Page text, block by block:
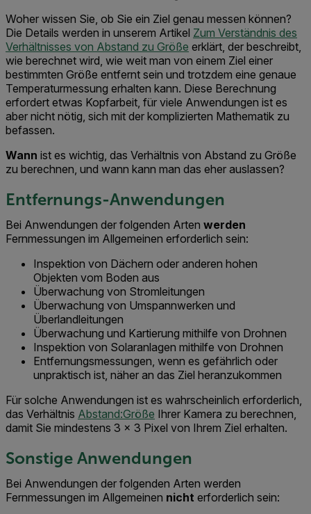
Woher wissen Sie, ob Sie ein Ziel genau messen können?
Die Details werden in unserem Artikel Zum Verständnis des
Verhältnisses von Abstand zu Größe erklärt, der beschreibt,
wie berechnet wird, wie weit man von einem Ziel einer
bestimmten Größe entfernt sein und trotzdem eine genaue
Temperaturmessung erhalten kann. Diese Berechnung
erfordert etwas Kopfarbeit, für viele Anwendungen ist es
aber nicht nötig, sich mit der komplizierten Mathematik zu
befassen.
Wann ist es wichtig, das Verhältnis von Abstand zu Größe
zu berechnen, und wann kann man das eher auslassen?
Entfernungs-Anwendungen
Bei Anwendungen der folgenden Arten werden
Fernmessungen im Allgemeinen erforderlich sein:
Inspektion von Dächern oder anderen hohen
Objekten vom Boden aus
Überwachung von Stromleitungen
Überwachung von Umspannwerken und
Überlandleitungen
Überwachung und Kartierung mithilfe von Drohnen
Inspektion von Solaranlagen mithilfe von Drohnen
Entfernungsmessungen, wenn es gefährlich oder
unpraktisch ist, näher an das Ziel heranzukommen
Für solche Anwendungen ist es wahrscheinlich erforderlich,
das Verhältnis Abstand:Größe Ihrer Kamera zu berechnen,
damit Sie mindestens 3 × 3 Pixel von Ihrem Ziel erhalten.
Sonstige Anwendungen
Bei Anwendungen der folgenden Arten werden
Fernmessungen im Allgemeinen nicht erforderlich sein: